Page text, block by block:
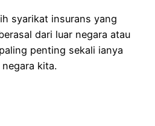
syarikat insurans yang
dari luar negara atau
penting sekali ianya
kita.